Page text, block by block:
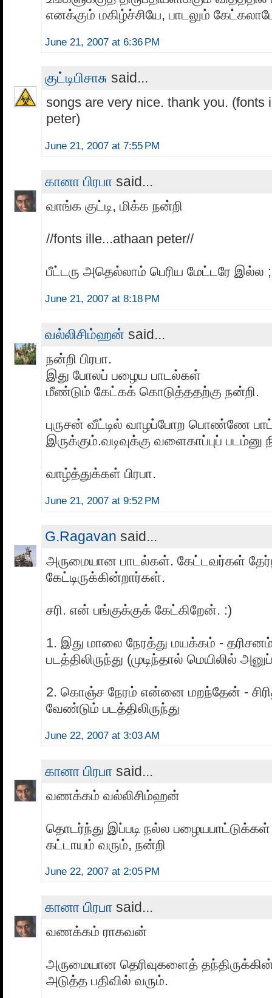
எனக்கும் மகிழ்ச்சியே, பாடலும்
June 21, 2007 at 6:36 PM
குட்டிபிசாசு said...
songs are very nice. thank you. (fonts
peter)
June 21, 2007 at 7:55 PM
கானா பிரபா said...
வாங்க குட்டி, மிக்க நன்றி
//fonts ille...athaan peter//
பீட்டரு அதெல்லாம் பெரிய மேட்டரே இல்ல
June 21, 2007 at 8:18 PM
வல்லிசிம்ஹன் said...
நன்றி பிரபா.
இது போலப் பழைய பாடல்கள்
மீண்டும் கேட்கக் கொடுத்ததற்கு நன்றி.
புருசன் வீட்டில் வாழப்போற பொண்ணே
இருக்கும்.வடிவுக்கு வளைகாப்புப்
வாழ்த்துக்கள் பிரபா.
June 21, 2007 at 9:52 PM
G.Ragavan said...
அருமையான பாடல்கள். கேட்டவர்கள்
கேட்டிருக்கின்றார்கள்.
சரி. என் பங்குக்குக் கேட்கிறேன். :)
1. இது மாலை நேரத்து மயக்கம் -
படத்திலிருந்து (முடிந்தால் மெயிலில்
2. கொஞ்ச நேரம் என்னை மறந்தேன் -
வேண்டும் படத்திலிருந்து
June 22, 2007 at 3:03 AM
கானா பிரபா said...
வணக்கம் வல்லிசிம்ஹன்
தொடர்ந்து இப்படி நல்ல
கட்டாயம் வரும், நன்றி
June 22, 2007 at 2:05 PM
கானா பிரபா said...
வணக்கம் ராகவன்
அருமையான தெரிவுகளைத்
அடுத்த பதிவில் வரும்.